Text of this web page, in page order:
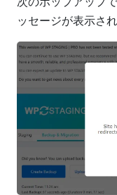
ッセージが表示され